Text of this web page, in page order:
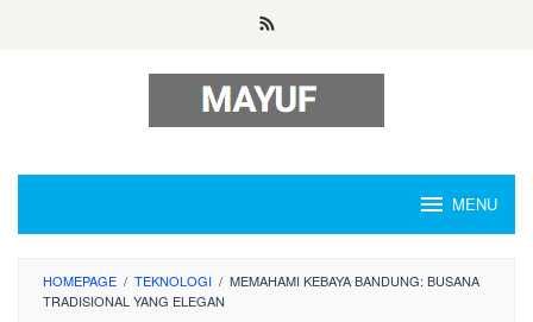
MENU
HOMEPAGE / TEKNOLOGI / MEMAHAMI KEBAYA BANDUNG: BUSANA
TRADISIONAL YANG ELEGAN